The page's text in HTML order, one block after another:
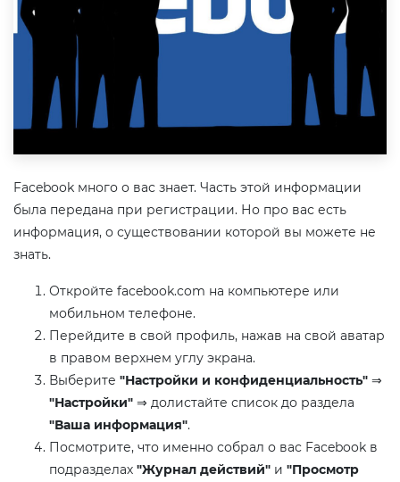
Facebook много о вас знает. Часть этой информации
была передана при регистрации. Но про вас есть
информация, о существовании которой вы можете не
знать.
Откройте facebook.com на компьютере или
мобильном телефоне.
Перейдите в свой профиль, нажав на свой аватар
в правом верхнем углу экрана.
Выберите "Настройки и конфиденциальность" ⇒
"Настройки" ⇒ долистайте список до раздела
"Ваша информация".
Посмотрите, что именно собрал о вас Facebook в
подразделах "Журнал действий" и "Просмотр